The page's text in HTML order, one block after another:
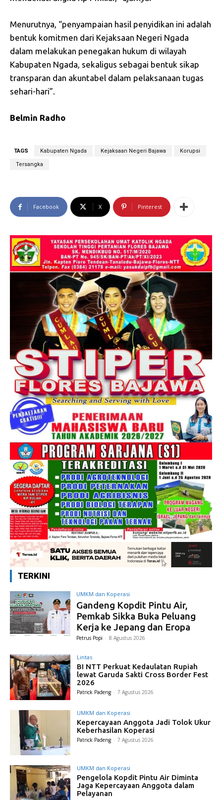
Menurutnya, “penyampaian hasil penyidikan ini adaIah
bentuk komitmen dari Kejaksaan Negeri Ngada
dalam melakukan penegakan hukum di wilayah
Kabupaten Ngada, sekaligus sebagai bentuk sikap
transparan dan akuntabel dalam pelaksanaan tugas
sehari-hari”.
Belmin Radho
TAGS Kabupaten Ngada Kejaksaan Negeri Bajawa Korupsi
Tersangka
Facebook X Pinterest
TERKINI
UMKM dan Koperasi
Gandeng Kopdit Pintu Air,
Pemkab Sikka Buka Peluang
Kerja ke Jepang dan Eropa
Petrus Popi - 8 Agustus 2026
Lintas
BI NTT Perkuat Kedaulatan Rupiah
lewat Garuda Sakti Cross Border Fest
2026
Patrick Padeng - 7 Agustus 2026
UMKM dan Koperasi
Kepercayaan Anggota Jadi Tolok Ukur
Keberhasilan Koperasi
Patrick Padeng - 7 Agustus 2026
UMKM dan Koperasi
Pengelola Kopdit Pintu Air Diminta
Jaga Kepercayaan Anggota dalam
Pelayanan